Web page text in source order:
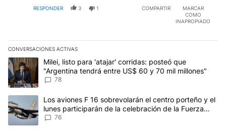
RESPONDER 3 1 COMPARTIR
MARCAR
COMO
INAPROPIADO
CONVERSACIONES ACTIVAS
Este listado muestra los artículos con más comentarios en los
Un artículo de tendencia con el título "Milei, listo para 'atajar'
Milei, listo para 'atajar' corridas: posteó que
"Argentina tendrá entre US$ 60 y 70 mil millones"
78
Un artículo de tendencia con el título "Los aviones F 16
Los aviones F 16 sobrevolarán el centro porteño y el
lunes participarán de la celebración de la Fuerza
Aérea
76